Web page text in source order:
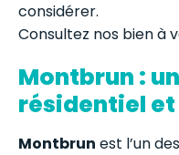
considérer.
Consultez nos bien à
Montbrun :
résidentiel
Montbrun est l’un